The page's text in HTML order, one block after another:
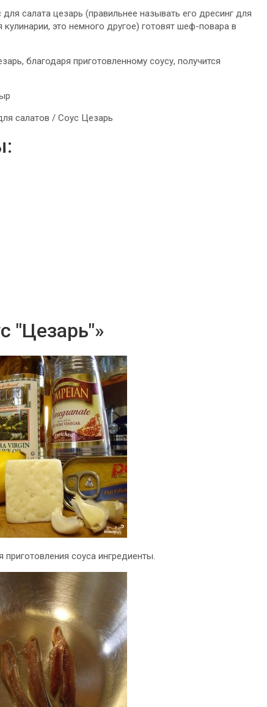
салата цезарь (правильнее называть его дресинг для
это немного другое) готовят шеф-повара в
благодаря приготовленному соусу, получится
салатов / Соус Цезарь
"Цезарь"»
соуса ингредиенты.